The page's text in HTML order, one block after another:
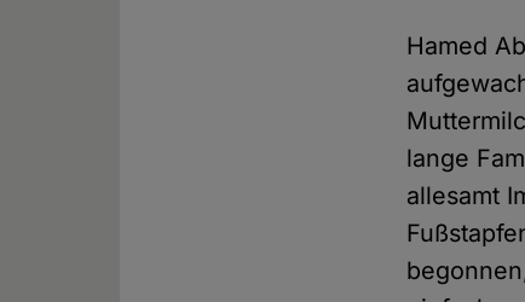
Hamed
lange
allesamt